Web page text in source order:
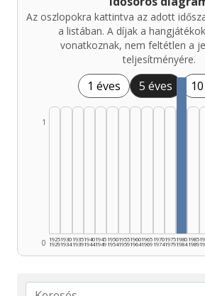
Az oszlopokra kattintva az adott
a listában. A díjak a
vonatkoznak, nem feltétlen a
teljesítményére.
1 éves 5 éves
0
1
1925
1929
1930
1934
1935
1939
1940
1944
1945
1949
1950
1954
1955
1959
1960
1964
1965
1969
1970
1974
1975
1979
1980
1984
1985
1989